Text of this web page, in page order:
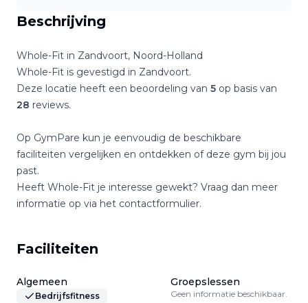
Beschrijving
Whole-Fit in Zandvoort, Noord-Holland
Whole-Fit is gevestigd in Zandvoort.
Deze locatie heeft een beoordeling van 5 op basis van
28 reviews.
Op GymPare kun je eenvoudig de beschikbare
faciliteiten vergelijken en ontdekken of deze gym bij jou
past.
Heeft Whole-Fit je interesse gewekt? Vraag dan meer
informatie op via het contactformulier.
Faciliteiten
Algemeen
Bedrijfsfitness
Groepslessen
Geen informatie beschikbaar.